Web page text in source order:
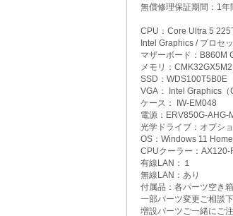
無償修理保証期間：1年
CPU：Core Ultra 5
Intel Graphics / プロセ
マザーボード：B860M
メモリ：
SSD：WDS100T5B0E
VGA： Intel Graphics（
ケース： IW-EM048
電源：ERV850G-
光学ドライブ：オプシ
OS：Windows 11
CPUクーラー：AX120-
有線LAN：１
無線LAN：あり
付属品：各パーツ空き
一部パーツ変更ご相談下
増設パーツご一緒にご